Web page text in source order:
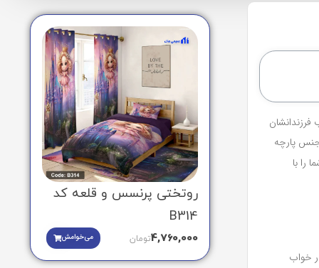
پارچه
را با
خواب
روتختی پرنسس و قلعه کد
B314
4,760,000تومان می‌خوامش